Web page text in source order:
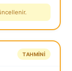
TAHMINI